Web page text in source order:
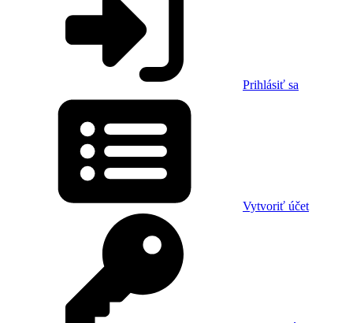
Prihlásiť sa
Vytvoriť účet